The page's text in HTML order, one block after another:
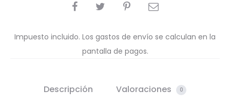
COMPARTIR
Impuesto incluido. Los gastos de envío se calculan en la
pantalla de pagos.
Descripción Valoraciones 0